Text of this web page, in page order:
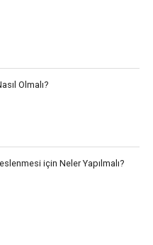
Olmalı?
için Neler Yapılmalı?